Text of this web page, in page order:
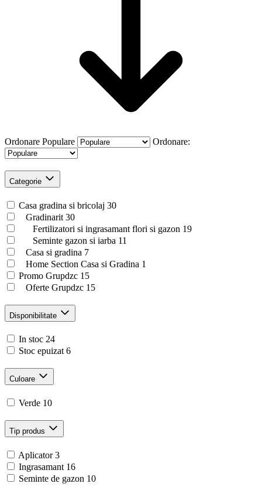
Ordonare Populare Ordonare:
Categorie
Casa gradina si bricolaj 30
Gradinarit 30
Fertilizatori si ingrasamant flori si gazon 19
Seminte gazon si iarba 11
Casa si gradina 7
Home Section Casa si Gradina 1
Promo Grupdzc 15
Oferte Grupdzc 15
Disponibilitate
In stoc 24
Stoc epuizat 6
Culoare
Verde 10
Tip produs
Aplicator 3
Ingrasamant 16
Seminte de gazon 10